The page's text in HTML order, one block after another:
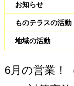
お知らせ
ものテラスの活動
地域の活動
6月の営業！